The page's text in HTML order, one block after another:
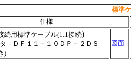
標準
仕様
続用標準ケーブル(1:1接続)
ＤＦ１１－１０ＤＰ－２ＤＳ
)
図面